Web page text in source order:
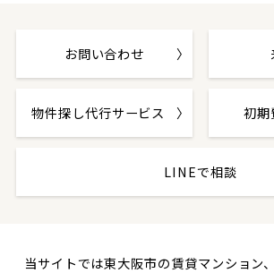
お問い合わせ
物件探し代行サービス 初期
LINEで相談
当サイトでは東大阪市の賃貸マンション